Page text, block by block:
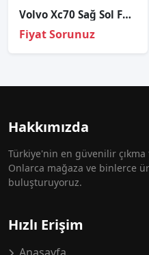
Volvo Xc70 Sağ Sol Far Cami
Fiyat Sorunuz
Hakkımızda
Türkiye'nin en güvenilir
Onlarca mağaza ve binlerce
buluşturuyoruz.
Hızlı Erişim